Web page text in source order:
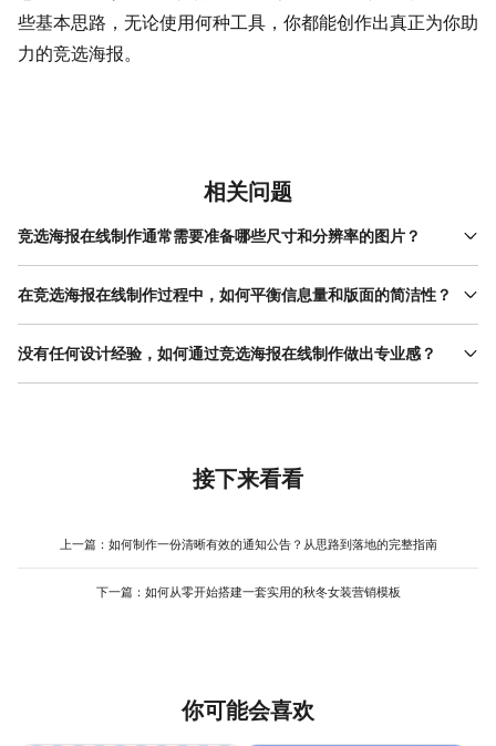
些基本思路，无论使用何种工具，你都能创作出真正为你助
力的竞选海报。
相关问题
竞选海报在线制作通常需要准备哪些尺寸和分辨率的图片？
这主要取决于海报的投放场景。如果是用于微信、微博等线上社交
媒体分享，常见的尺寸比例有 16:9（适用于公众号头图、朋友圈长
寸，如A3（297*420mm）或A4（210*297mm），并且分辨率必
在竞选海报在线制作过程中，如何平衡信息量和版面的简洁性？
这是竞选海报在线制作中的一个关键挑战。平衡的秘诀在于严格的
信息分级和视觉引导。必须明确哪些是“一级信息”（如姓名、竞选职
遵循一种对齐方式（如左对齐）。通过这样的分层处理，即使信息
没有任何设计经验，如何通过竞选海报在线制作做出专业感？
对于零基础用户，遵循一些基本法则是快速提升专业度的捷径。首
次，克制地使用元素：坚持使用一套配色方案（可从模板中提
取），最多使用两种字体，谨慎添加装饰图标或线条，确保它们服
背景有足够的对比度，这是可读性的底线。整个竞选海报在线制作
室这类工具丰富的模板和简单的拖拽操作，你可以快速实践这些原
接下来看看
上一篇： 如何制作一份清晰有效的通知公告？从思路到落地的完整指南
下一篇： 如何从零开始搭建一套实用的秋冬女装营销模板
你可能会喜欢